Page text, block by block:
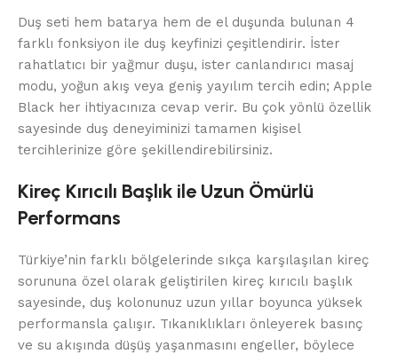
Duş seti hem batarya hem de el duşunda bulunan 4
farklı fonksiyon ile duş keyfinizi çeşitlendirir. İster
rahatlatıcı bir yağmur duşu, ister canlandırıcı masaj
modu, yoğun akış veya geniş yayılım tercih edin; Apple
Black her ihtiyacınıza cevap verir. Bu çok yönlü özellik
sayesinde duş deneyiminizi tamamen kişisel
tercihlerinize göre şekillendirebilirsiniz.
Kireç Kırıcılı Başlık ile Uzun Ömürlü
Performans
Türkiye’nin farklı bölgelerinde sıkça karşılaşılan kireç
sorununa özel olarak geliştirilen kireç kırıcılı başlık
sayesinde, duş kolonunuz uzun yıllar boyunca yüksek
performansla çalışır. Tıkanıklıkları önleyerek basınç
ve su akışında düşüş yaşanmasını engeller, böylece